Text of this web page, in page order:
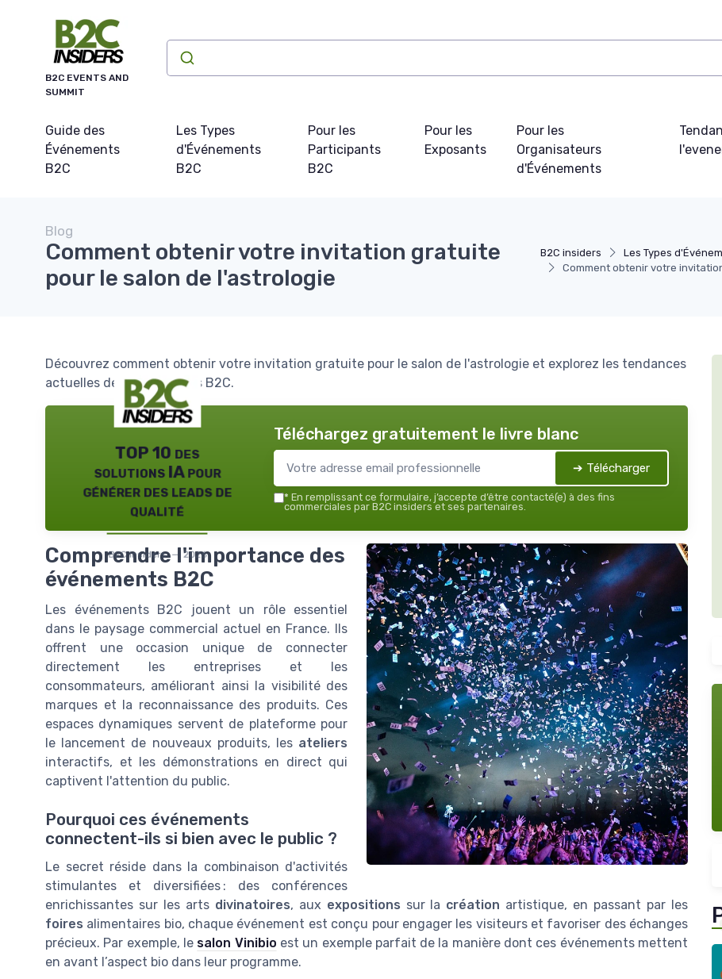
B2C EVENTS AND
SUMMIT
Guide des
Événements
B2C
Les Types
d'Événements
B2C
Pour les
Participants
B2C
Pour les
Exposants
Pour les
Organisateurs
d'Événements
B2C insiders Les Types
Comment obtenir votre
Blog
Comment obtenir votre invitation gratuite
pour le salon de l'astrologie
Découvrez comment obtenir votre invitation gratuite pour le salon de l'astrologie et explorez les tendances
actuelles des événements B2C.
TOP 10 des
solutions IA pour
générer des leads de
qualité
B2C insiders — 2026
Téléchargez gratuitement le livre blanc
➔ Télécharger
* En remplissant ce formulaire, j’accepte d’être contacté(e) à des fins
commerciales par B2C insiders et ses partenaires.
Comprendre l'importance des
événements B2C
Les événements B2C jouent un rôle essentiel
dans le paysage commercial actuel en France. Ils
offrent une occasion unique de connecter
directement les entreprises et les
consommateurs, améliorant ainsi la visibilité des
marques et la reconnaissance des produits. Ces
espaces dynamiques servent de plateforme pour
le lancement de nouveaux produits, les ateliers
interactifs, et les démonstrations en direct qui
captivent l'attention du public.
Pourquoi ces événements
connectent-ils si bien avec le public ?
Le secret réside dans la combinaison d'activités
stimulantes et diversifiées : des conférences
enrichissantes sur les arts divinatoires, aux expositions sur la création artistique, en passant par les
foires alimentaires bio, chaque événement est conçu pour engager les visiteurs et favoriser des échanges
précieux. Par exemple, le salon Vinibio est un exemple parfait de la manière dont ces événements mettent
en avant l’aspect bio dans leur programme.